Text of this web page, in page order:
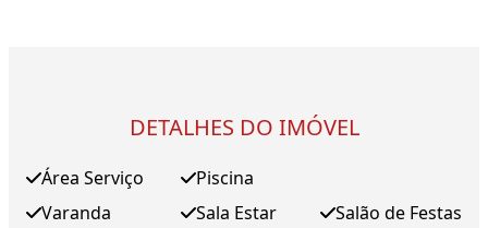
DETALHES DO IMÓVEL
Área Serviço
Varanda
Piscina
Sala Estar
Salão de Festas